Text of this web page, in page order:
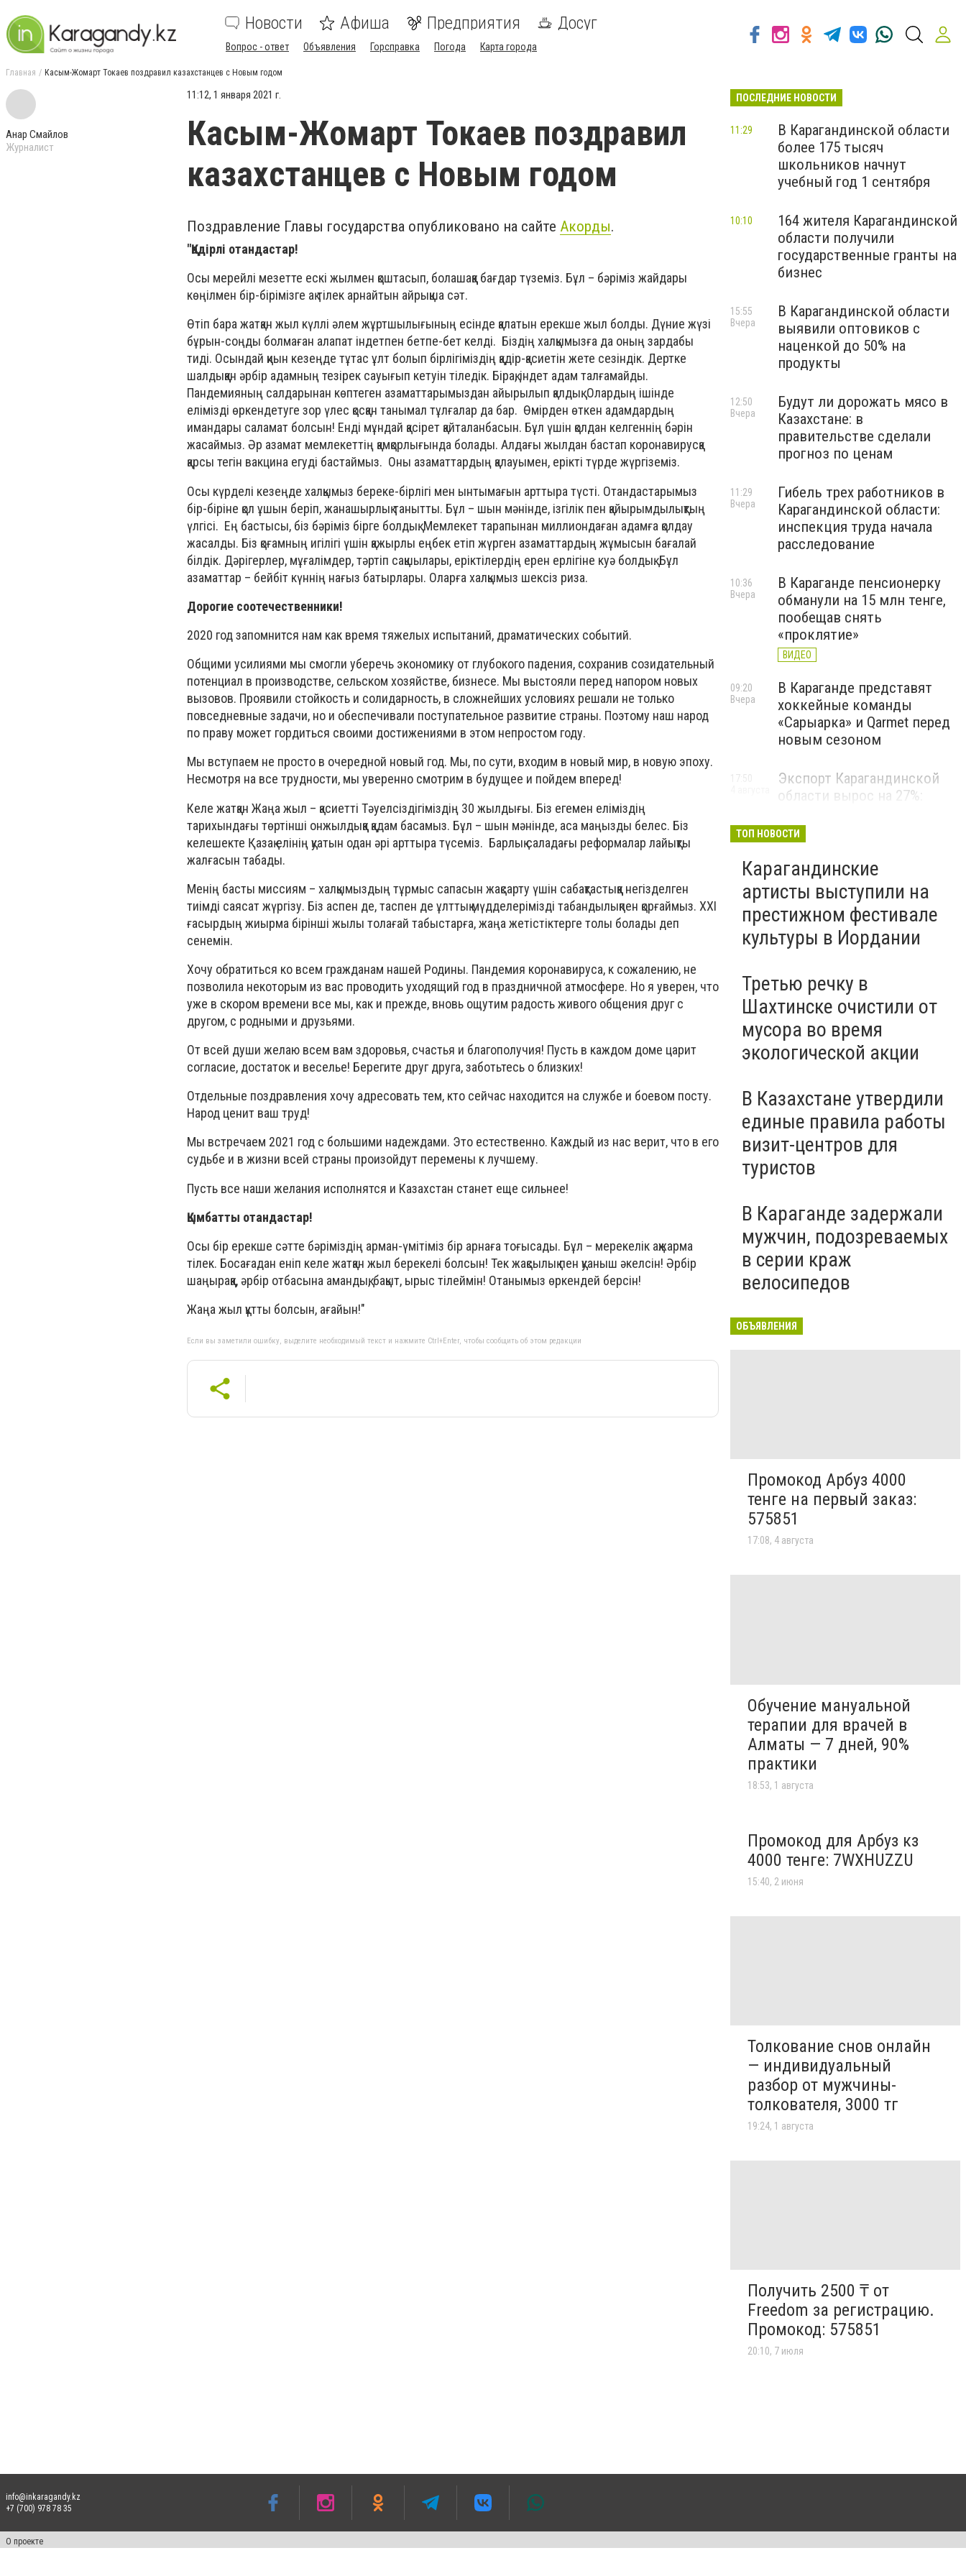
Новости Афиша Предприятия Досуг
Вопрос - ответ Объявления Горсправка Погода Карта города
Главная Касым-Жомарт Токаев поздравил казахстанцев с Новым годом
Анар Смайлов
Журналист
11:12, 1 января 2021 г.
Касым-Жомарт Токаев поздравил
казахстанцев с Новым годом
Поздравление Главы государства опубликовано на сайте Акорды.
"Қадірлі отандастар!
Осы мерейлі мезетте ескі жылмен қоштасып, болашаққа бағдар түземіз. Бұл – бәріміз жайдары
көңілмен бір-бірімізге ақ тілек арнайтын айрықша сәт.
Өтіп бара жатқан жыл күллі әлем жұртшылығының есінде қалатын ерекше жыл болды. Дүние жүзі
бұрын-соңды болмаған алапат індетпен бетпе-бет келді. Біздің халқымызға да оның зардабы
тиді. Осындай қиын кезеңде тұтас ұлт болып бірлігіміздің қадір-қасиетін жете сезіндік. Дертке
шалдыққан әрбір адамның тезірек сауығып кетуін тіледік. Бірақ, індет адам талғамайды.
Пандемияның салдарынан көптеген азаматтарымыздан айырылып қалдық. Олардың ішінде
елімізді өркендетуге зор үлес қосқан танымал тұлғалар да бар. Өмірден өткен адамдардың
имандары саламат болсын! Енді мұндай қасірет қайталанбасын. Бұл үшін қолдан келгеннің бәрін
жасаймыз. Әр азамат мемлекеттің қамқорлығында болады. Алдағы жылдан бастап коронавирусқа
қарсы тегін вакцина егуді бастаймыз. Оны азаматтардың қалауымен, ерікті түрде жүргіземіз.
Осы күрделі кезеңде халқымыз береке-бірлігі мен ынтымағын арттыра түсті. Отандастарымыз
бір-біріне қол ұшын беріп, жанашырлық танытты. Бұл – шын мәнінде, ізгілік пен қайырымдылықтың
үлгісі. Ең бастысы, біз бәріміз бірге болдық. Мемлекет тарапынан миллиондаған адамға қолдау
жасалды. Біз қоғамның игілігі үшін қажырлы еңбек етіп жүрген азаматтардың жұмысын бағалай
білдік. Дәрігерлер, мұғалімдер, тәртіп сақшылары, еріктілердің ерен ерлігіне куә болдық. Бұл
азаматтар – бейбіт күннің нағыз батырлары. Оларға халқымыз шексіз риза.
Дорогие соотечественники!
2020 год запомнится нам как время тяжелых испытаний, драматических событий.
Общими усилиями мы смогли уберечь экономику от глубокого падения, сохранив созидательный
потенциал в производстве, сельском хозяйстве, бизнесе. Мы выстояли перед напором новых
вызовов. Проявили стойкость и солидарность, в сложнейших условиях решали не только
повседневные задачи, но и обеспечивали поступательное развитие страны. Поэтому наш народ
по праву может гордиться своими достижениями в этом непростом году.
Мы вступаем не просто в очередной новый год. Мы, по сути, входим в новый мир, в новую эпоху.
Несмотря на все трудности, мы уверенно смотрим в будущее и пойдем вперед!
Келе жатқан Жаңа жыл – қасиетті Тәуелсіздігіміздің 30 жылдығы. Біз егемен еліміздің
тарихындағы төртінші онжылдыққа қадам басамыз. Бұл – шын мәнінде, аса маңызды белес. Біз
келешекте Қазақ елінің қуатын одан әрі арттыра түсеміз. Барлық саладағы реформалар лайықты
жалғасын табады.
Менің басты миссиям – халқымыздың тұрмыс сапасын жақсарту үшін сабақтастыққа негізделген
тиімді саясат жүргізу. Біз аспен де, таспен де ұлттық мүдделерімізді табандылықпен қорғаймыз. ХХІ
ғасырдың жиырма бірінші жылы толағай табыстарға, жаңа жетістіктерге толы болады деп
сенемін.
Хочу обратиться ко всем гражданам нашей Родины. Пандемия коронавируса, к сожалению, не
позволила некоторым из вас проводить уходящий год в праздничной атмосфере. Но я уверен, что
уже в скором времени все мы, как и прежде, вновь ощутим радость живого общения друг с
другом, с родными и друзьями.
От всей души желаю всем вам здоровья, счастья и благополучия! Пусть в каждом доме царит
согласие, достаток и веселье! Берегите друг друга, заботьтесь о близких!
Отдельные поздравления хочу адресовать тем, кто сейчас находится на службе и боевом посту.
Народ ценит ваш труд!
Мы встречаем 2021 год с большими надеждами. Это естественно. Каждый из нас верит, что в его
судьбе и в жизни всей страны произойдут перемены к лучшему.
Пусть все наши желания исполнятся и Казахстан станет еще сильнее!
Қымбатты отандастар!
Осы бір ерекше сәтте бәріміздің арман-үмітіміз бір арнаға тоғысады. Бұл – мерекелік ақжарма
тілек. Босағадан еніп келе жатқан жыл берекелі болсын! Тек жақсылық пен қуаныш әкелсін! Әрбір
шаңыраққа, әрбір отбасына амандық, бақыт, ырыс тілеймін! Отанымыз өркендей берсін!
Жаңа жыл құтты болсын, ағайын!"
Если вы заметили ошибку, выделите необходимый текст и нажмите Ctrl+Enter, чтобы сообщить об этом редакции
ПОСЛЕДНИЕ НОВОСТИ
В Карагандинской области
более 175 тысяч
школьников начнут
учебный год 1 сентября
11:29
164 жителя Карагандинской
области получили
государственные гранты на
бизнес
10:10
В Карагандинской области
выявили оптовиков с
наценкой до 50% на
продукты
15:55
Вчера
Будут ли дорожать мясо в
Казахстане: в
правительстве сделали
прогноз по ценам
12:50
Вчера
Гибель трех работников в
Карагандинской области:
инспекция труда начала
расследование
11:29
Вчера
В Караганде пенсионерку
обманули на 15 млн тенге,
пообещав снять
«проклятие»
ВИДЕО
10:36
Вчера
В Караганде представят
хоккейные команды
«Сарыарка» и Qarmet перед
новым сезоном
09:20
Вчера
Экспорт Карагандинской
области вырос на 27%:
рынки
17:50
ТОП НОВОСТИ
Карагандинские
артисты выступили на
престижном фестивале
культуры в Иордании
Третью речку в
Шахтинске очистили от
мусора во время
экологической акции
В Казахстане утвердили
единые правила работы
визит-центров для
туристов
В Караганде задержали
мужчин, подозреваемых
в серии краж
велосипедов
ОБЪЯВЛЕНИЯ
Промокод Арбуз 4000
тенге на первый заказ:
575851
17:08, 4 августа
Обучение мануальной
терапии для врачей в
Алматы — 7 дней, 90%
практики
18:53, 1 августа
Промокод для Арбуз кз
4000 тенге: 7WXHUZZU
15:40, 2 июня
Толкование снов онлайн
— индивидуальный
разбор от мужчины-
толкователя, 3000 тг
19:24, 1 августа
Получить 2500 ₸ от
Freedom за регистрацию.
Промокод: 575851
20:10, 7 июля
info@inkaragandy.kz
+7 (700) 978 78 35
О проекте